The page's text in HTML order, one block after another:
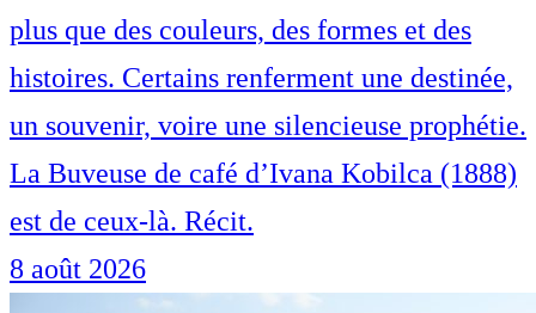
plus que des couleurs, des formes et des
histoires. Certains renferment une destinée,
un souvenir, voire une silencieuse prophétie.
La Buveuse de café d’Ivana Kobilca (1888)
est de ceux-là. Récit.
8 août 2026